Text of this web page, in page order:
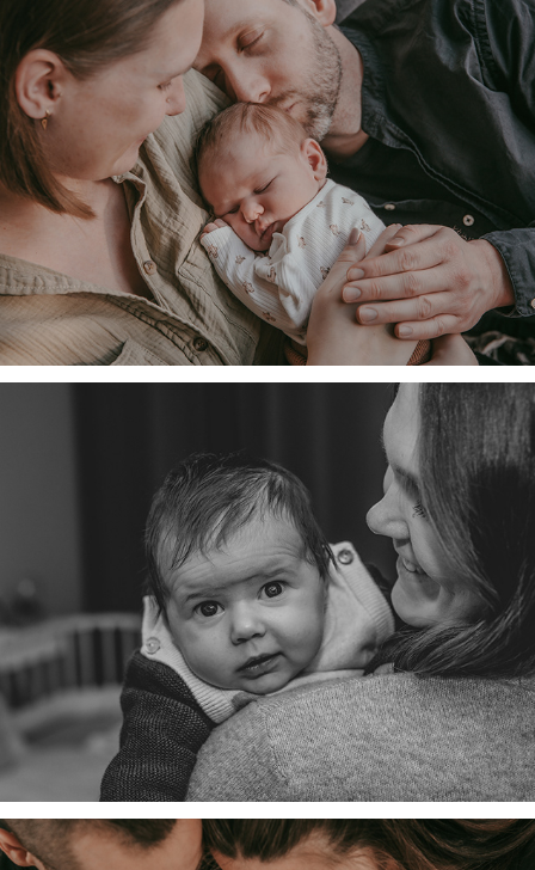
Nina, Benny und Ellie
Familie G.